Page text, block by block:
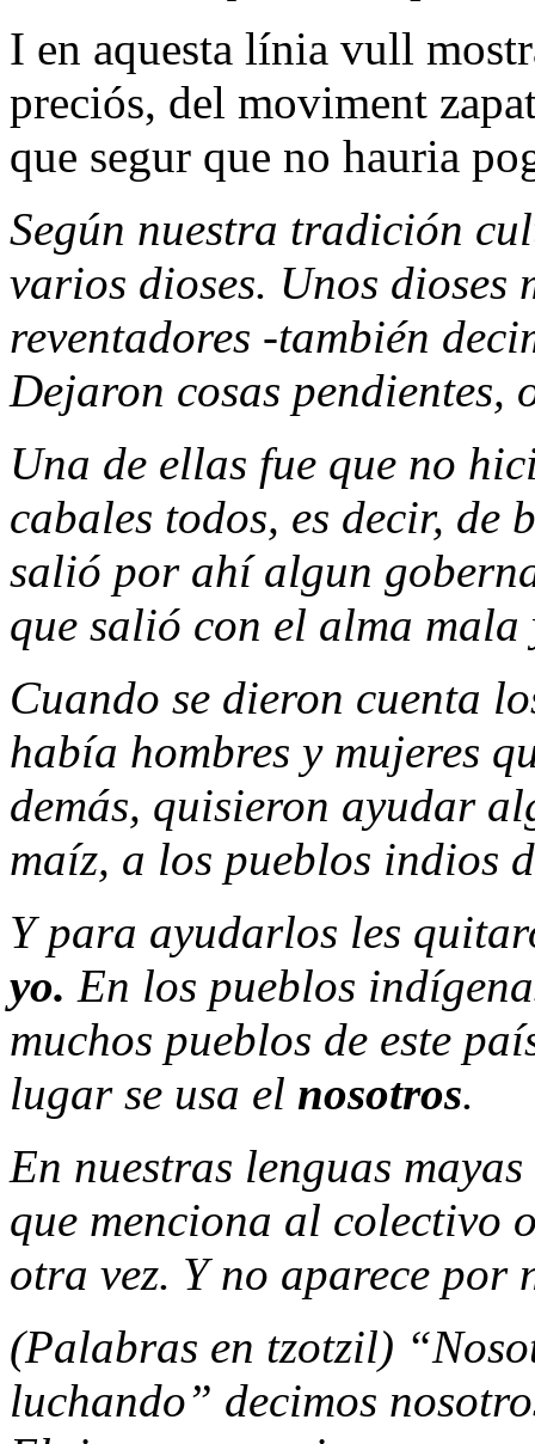
I en aquesta línia vull
preciós, del moviment
que segur que no hauria
Según nuestra tradición
varios dioses. Unos dioses
reventadores -también
Dejaron cosas pendientes,
Una de ellas fue que no
cabales todos, es decir, de
salió por ahí algun
que salió con el alma
Cuando se dieron cuenta
había hombres y mujeres
demás, quisieron ayudar
maíz, a los pueblos indios
Y para ayudarlos les
yo. En los pueblos
muchos pueblos de este
lugar se usa el nosotros.
En nuestras lenguas
que menciona al colectivo
otra vez. Y no aparece por
(Palabras en tzotzil)
luchando” decimos